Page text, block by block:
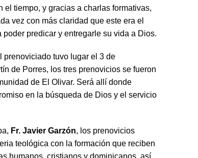
tiempo, y gracias a charlas formativas,
vez con más claridad que este era el
predicar y entregarle su vida a Dios.
prenoviciado tuvo lugar el 3 de
de Porres, los tres prenovicios se fueron
de El Olivar. Será allí donde
en la búsqueda de Dios y el servicio
Fr. Javier Garzón, los prenovicios
teológica con la formación que reciben
humanos, cristianos y dominicanos, así